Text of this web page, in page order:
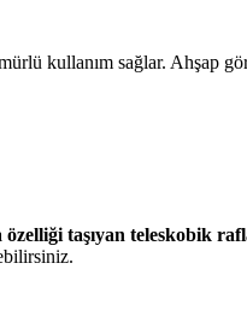
kullanım sağlar. Ahşap
özelliği taşıyan teleskobik